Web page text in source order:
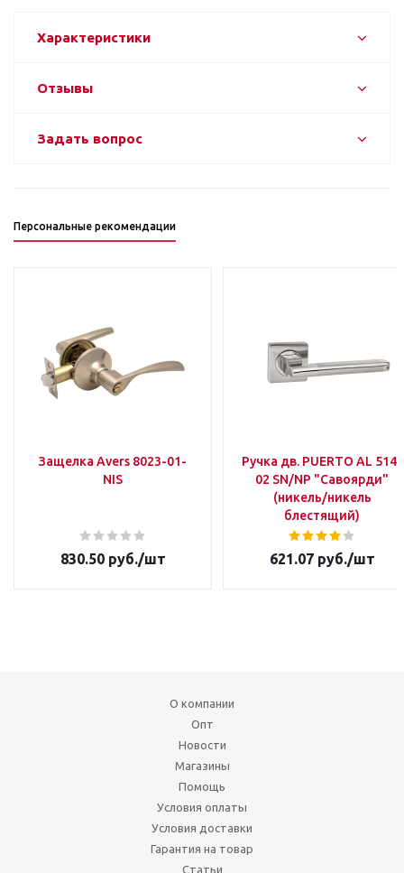
Характеристики
Отзывы
Задать вопрос
Персональные рекомендации
Защелка Avers 8023-01-
NIS
830.50руб./шт
Ручка дв. PUERTO AL 514-
02 SN/NP "Савоярди"
(никель/никель
блестящий)
621.07руб./шт
О компании
Опт
Новости
Магазины
Помощь
Условия оплаты
Условия доставки
Гарантия на товар
Статьи